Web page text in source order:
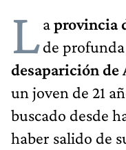
Laprovincia
de
desaparición de
un joven de 21
buscado desde
haber salido de